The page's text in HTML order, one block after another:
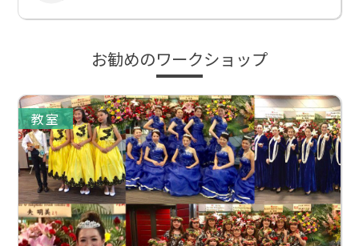
お勧めのワークショップ
教室